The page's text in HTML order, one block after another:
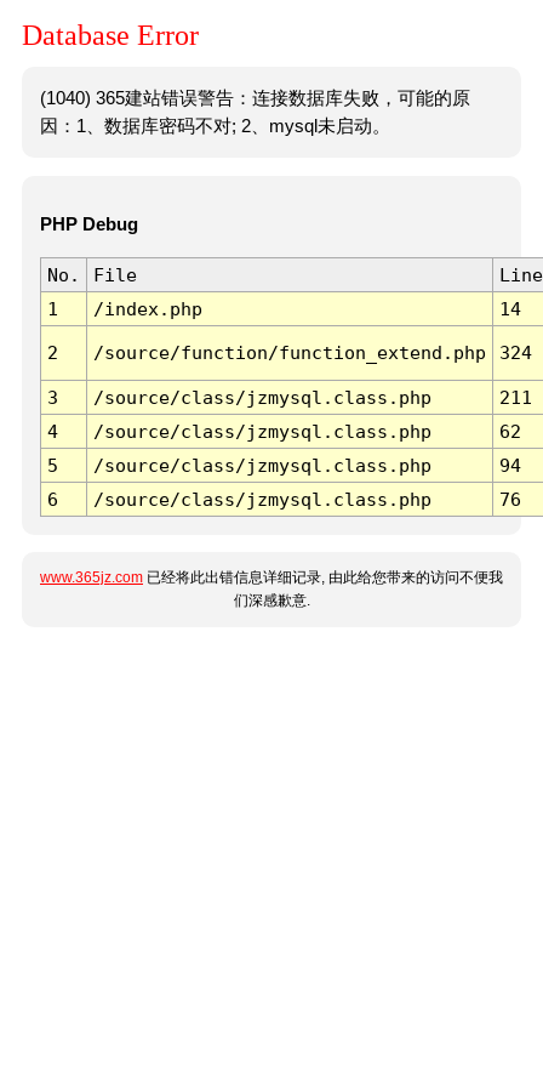
Database Error
(1040) 365建站错误警告：连接数据库失败，可能的原
因：1、数据库密码不对; 2、mysql未启动。
PHP Debug
No. File
Line
1
/index.php 14
2 /source/function/function_extend.php 324
3 /source/class/jzmysql.class.php
211
4
/source/class/jzmysql.class.php
62
5
/source/class/jzmysql.class.php
94
6
/source/class/jzmysql.class.php 76
www.365jz.com 已经将此出错信息详细记录, 由此给您带来的访问不便我
们深感歉意.